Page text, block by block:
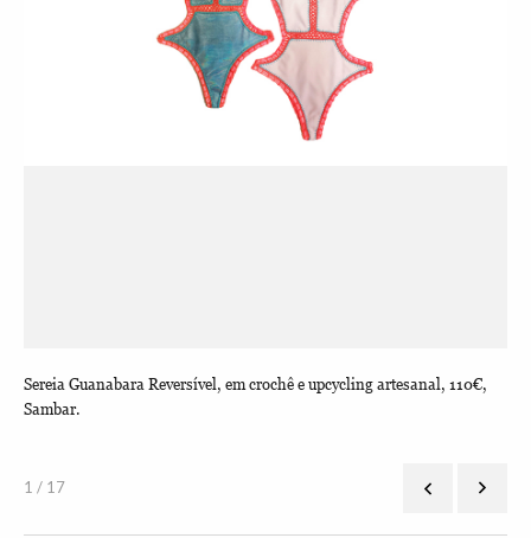
Sereia Guanabara Reversível, em crochê e upcycling artesanal, 110€,
Sambar.
1 / 17